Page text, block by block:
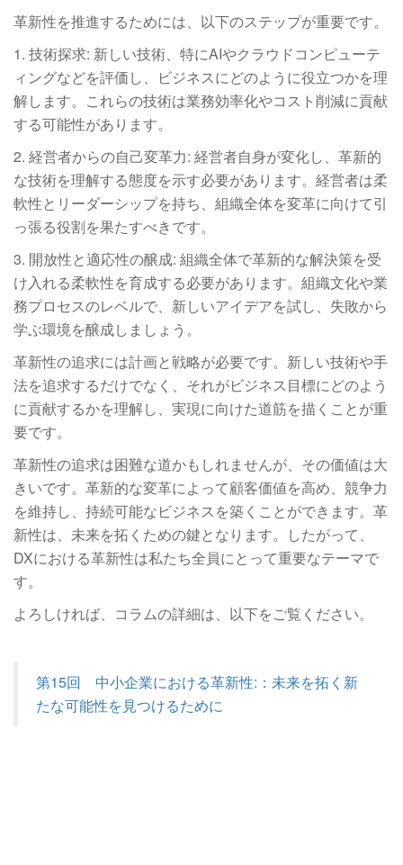
革新性を推進するためには、以下のステップが重要です。
1. 技術探求: 新しい技術、特にAIやクラウドコンピューテ
ィングなどを評価し、ビジネスにどのように役立つかを理
解します。これらの技術は業務効率化やコスト削減に貢献
する可能性があります。
2. 経営者からの自己変革力: 経営者自身が変化し、革新的
な技術を理解する態度を示す必要があります。経営者は柔
軟性とリーダーシップを持ち、組織全体を変革に向けて引
っ張る役割を果たすべきです。
3. 開放性と適応性の醸成: 組織全体で革新的な解決策を受
け入れる柔軟性を育成する必要があります。組織文化や業
務プロセスのレベルで、新しいアイデアを試し、失敗から
学ぶ環境を醸成しましょう。
革新性の追求には計画と戦略が必要です。新しい技術や手
法を追求するだけでなく、それがビジネス目標にどのよう
に貢献するかを理解し、実現に向けた道筋を描くことが重
要です。
革新性の追求は困難な道かもしれませんが、その価値は大
きいです。革新的な変革によって顧客価値を高め、競争力
を維持し、持続可能なビジネスを築くことができます。革
新性は、未来を拓くための鍵となります。したがって、
DXにおける革新性は私たち全員にとって重要なテーマで
す。
よろしければ、コラムの詳細は、以下をご覧ください。
第15回 中小企業における革新性:：未来を拓く新
たな可能性を見つけるために